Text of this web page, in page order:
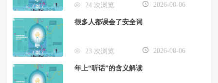
24 次浏览 2026-08-06
很多人都误会了安全词
23 次浏览 2026-08-06
年上“听话”的含义解读